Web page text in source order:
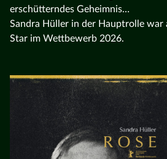
erschütterndes Geheimnis…
Sandra Hüller in der Hauptrolle war
Star im Wettbewerb 2026.